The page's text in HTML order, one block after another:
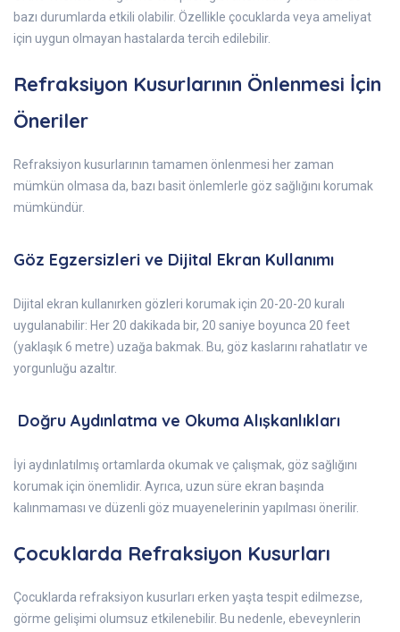
bazı durumlarda etkili olabilir. Özellikle çocuklarda veya ameliyat
için uygun olmayan hastalarda tercih edilebilir.
Refraksiyon Kusurlarının Önlenmesi İçin
Öneriler
Refraksiyon kusurlarının tamamen önlenmesi her zaman
mümkün olmasa da, bazı basit önlemlerle göz sağlığını korumak
mümkündür.
Göz Egzersizleri ve Dijital Ekran Kullanımı
Dijital ekran kullanırken gözleri korumak için 20-20-20 kuralı
uygulanabilir: Her 20 dakikada bir, 20 saniye boyunca 20 feet
(yaklaşık 6 metre) uzağa bakmak. Bu, göz kaslarını rahatlatır ve
yorgunluğu azaltır.
Doğru Aydınlatma ve Okuma Alışkanlıkları
İyi aydınlatılmış ortamlarda okumak ve çalışmak, göz sağlığını
korumak için önemlidir. Ayrıca, uzun süre ekran başında
kalınmaması ve düzenli göz muayenelerinin yapılması önerilir.
Çocuklarda Refraksiyon Kusurları
Çocuklarda refraksiyon kusurları erken yaşta tespit edilmezse,
görme gelişimi olumsuz etkilenebilir. Bu nedenle, ebeveynlerin